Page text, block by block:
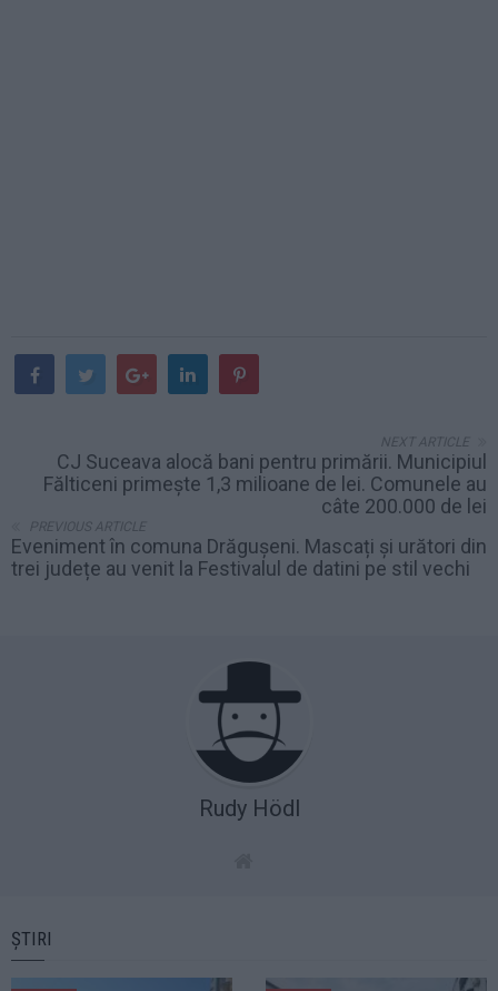
NEXT ARTICLE
CJ Suceava alocă bani pentru primării. Municipiul
Fălticeni primește 1,3 milioane de lei. Comunele au
câte 200.000 de lei
PREVIOUS ARTICLE
Eveniment în comuna Drăgușeni. Mascați și urători din
trei județe au venit la Festivalul de datini pe stil vechi
Rudy Hödl
ȘTIRI